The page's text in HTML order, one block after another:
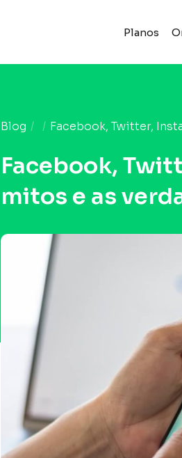
Planos
Blog Facebook, Twitter,
Facebook,
mitos e as